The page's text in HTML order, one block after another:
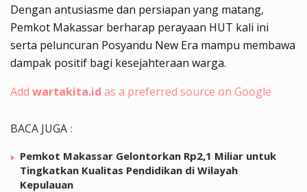
Dengan antusiasme dan persiapan yang matang,
Pemkot Makassar berharap perayaan HUT kali ini
serta peluncuran Posyandu New Era mampu membawa
dampak positif bagi kesejahteraan warga.
Add wartakita.id as a preferred source on Google
BACA JUGA :
Pemkot Makassar Gelontorkan Rp2,1 Miliar untuk
Tingkatkan Kualitas Pendidikan di Wilayah
Kepulauan